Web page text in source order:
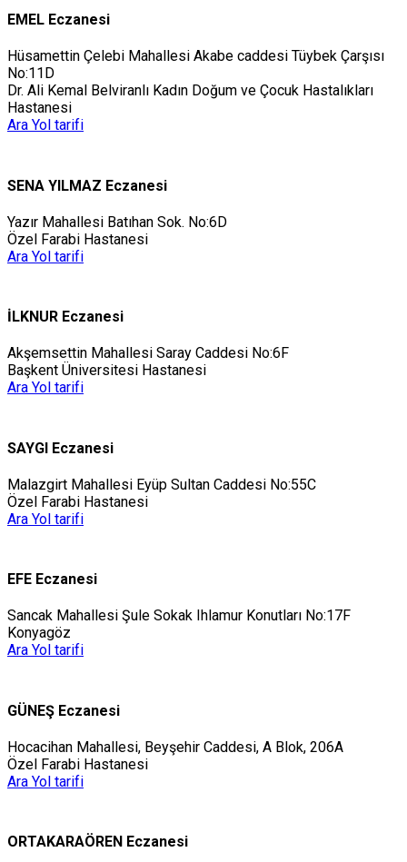
EMEL Eczanesi
Hüsamettin Çelebi Mahallesi Akabe caddesi Tüybek Çarşısı
No:11D
Dr. Ali Kemal Belviranlı Kadın Doğum ve Çocuk Hastalıkları
Hastanesi
Ara Yol tarifi
SENA YILMAZ Eczanesi
Yazır Mahallesi Batıhan Sok. No:6D
Özel Farabi Hastanesi
Ara Yol tarifi
İLKNUR Eczanesi
Akşemsettin Mahallesi Saray Caddesi No:6F
Başkent Üniversitesi Hastanesi
Ara Yol tarifi
SAYGI Eczanesi
Malazgirt Mahallesi Eyüp Sultan Caddesi No:55C
Özel Farabi Hastanesi
Ara Yol tarifi
EFE Eczanesi
Sancak Mahallesi Şule Sokak Ihlamur Konutları No:17F
Konyagöz
Ara Yol tarifi
GÜNEŞ Eczanesi
Hocacihan Mahallesi, Beyşehir Caddesi, A Blok, 206A
Özel Farabi Hastanesi
Ara Yol tarifi
ORTAKARAÖREN Eczanesi